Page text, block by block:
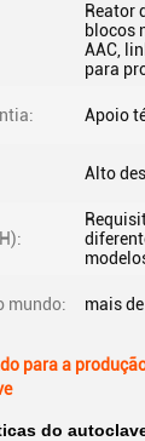
Reator
blocos
AAC,
para
Apoio
Alto
mundo: mais
para a
do